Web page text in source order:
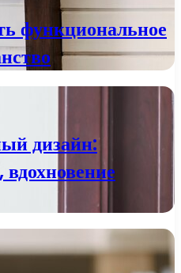
функциональное
дизайн: